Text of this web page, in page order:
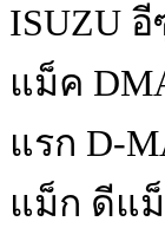
ISUZU
แม็ค
แรก D-
แม็ก ดีแม็